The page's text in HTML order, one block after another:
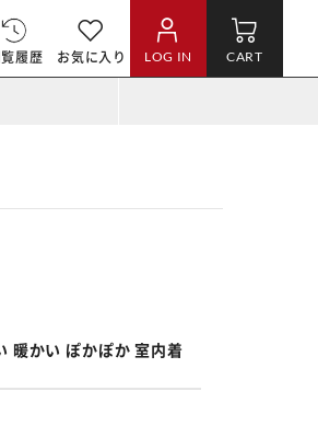
履歴 お気に入り LOG IN CART
暖かい ぽかぽか 室内着